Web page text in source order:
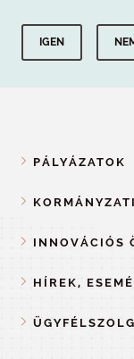
IGEN
PÁLYÁZATOK
INNOVÁCIÓS
HÍREK,